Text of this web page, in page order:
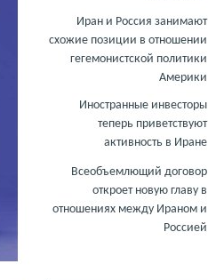
Иран и Россия занимают
схожие позиции в отношении
гегемонистской политики
Америки
Иностранные инвесторы
теперь приветствуют
активность в Иране
Всеобъемлющий договор
откроет новую главу в
отношениях между Ираном и
Россией